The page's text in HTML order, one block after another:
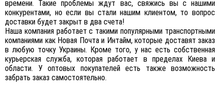
времени. Такие проблемы ждут вас, свяжись вы с нашими
конкурентами, но если вы стали нашим клиентом, то вопрос
доставки будет закрыт в два счета!
Наша компания работает с такими популярными транспортными
компаниями как Новая Почта и Интайм, которые доставят заказ
в любую точку Украины. Кроме того, у нас есть собственная
курьерская служба, которая работает в пределах Киева и
области. У оптовых покупателей есть также возможность
забрать заказ самостоятельно.